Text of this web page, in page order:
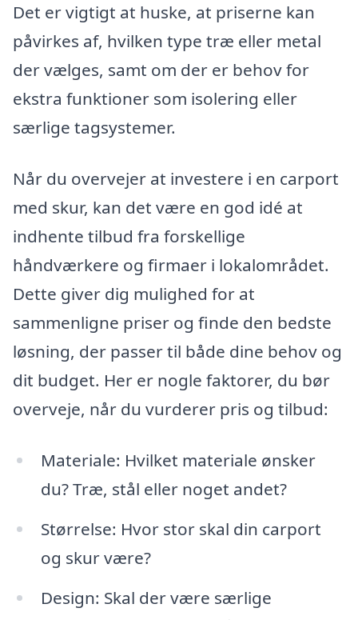
Det er vigtigt at huske, at priserne kan
påvirkes af, hvilken type træ eller metal
der vælges, samt om der er behov for
ekstra funktioner som isolering eller
særlige tagsystemer.
Når du overvejer at investere i en carport
med skur, kan det være en god idé at
indhente tilbud fra forskellige
håndværkere og firmaer i lokalområdet.
Dette giver dig mulighed for at
sammenligne priser og finde den bedste
løsning, der passer til både dine behov og
dit budget. Her er nogle faktorer, du bør
overveje, når du vurderer pris og tilbud:
Materiale: Hvilket materiale ønsker
du? Træ, stål eller noget andet?
Størrelse: Hvor stor skal din carport
og skur være?
Design: Skal der være særlige